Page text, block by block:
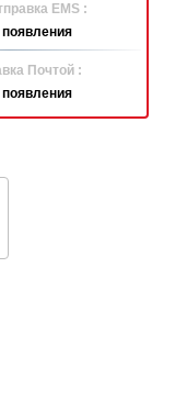
EMS :
Почтой :